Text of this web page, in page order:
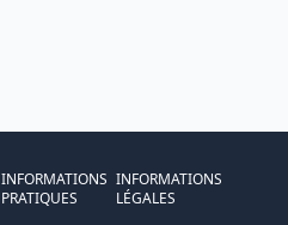
INFORMATIONS
PRATIQUES
INFORMATIONS
LÉGALES